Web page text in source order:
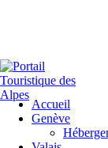
Accueil
Genève